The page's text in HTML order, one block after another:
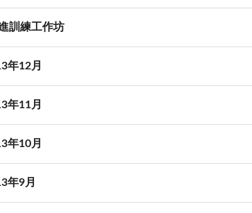
訓練工作坊
年12月
年11月
年10月
年9月